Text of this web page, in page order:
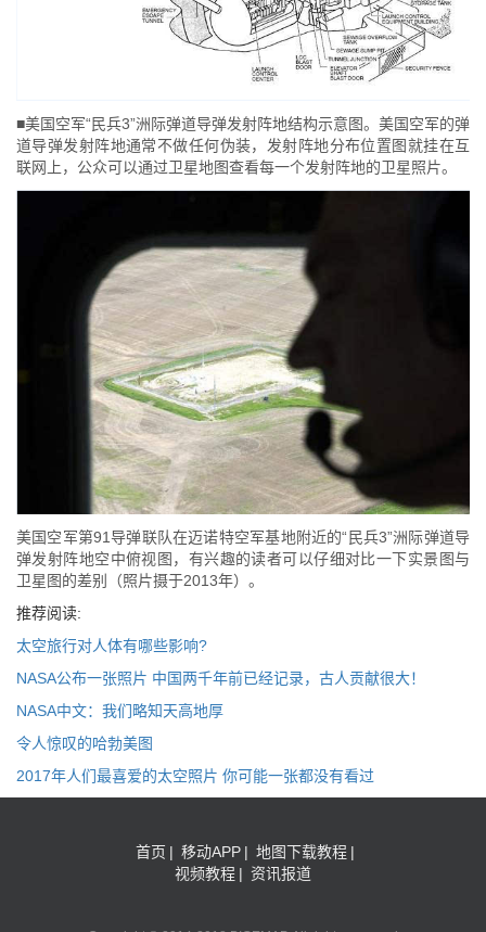
■美国空军“民兵3”洲际弹道导弹发射阵地结构示意图。美国空军的弹
道导弹发射阵地通常不做任何伪装，发射阵地分布位置图就挂在互
联网上，公众可以通过卫星地图查看每一个发射阵地的卫星照片。
美国空军第91导弹联队在迈诺特空军基地附近的“民兵3”洲际弹道导
弹发射阵地空中俯视图，有兴趣的读者可以仔细对比一下实景图与
卫星图的差别（照片摄于2013年）。
推荐阅读:
太空旅行对人体有哪些影响?
NASA公布一张照片 中国两千年前已经记录，古人贡献很大！
NASA中文：我们略知天高地厚
令人惊叹的哈勃美图
2017年人们最喜爱的太空照片 你可能一张都没有看过
首页 | 移动APP | 地图下载教程 |
视频教程 | 资讯报道